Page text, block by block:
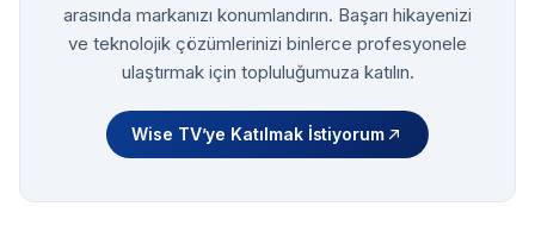
arasında markanızı konumlandırın. Başarı hikayenizi
ve teknolojik çözümlerinizi binlerce profesyonele
ulaştırmak için topluluğumuza katılın.
Wise TV’ye Katılmak İstiyorum